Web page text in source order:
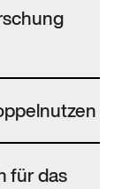
für das